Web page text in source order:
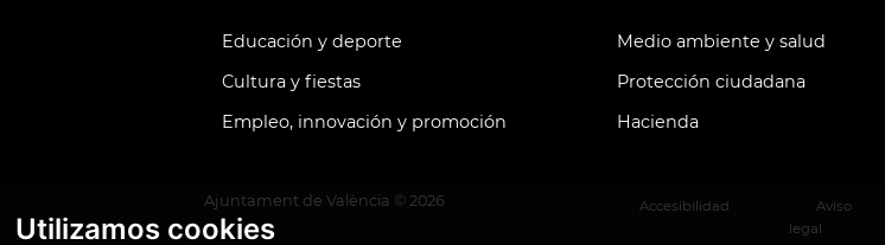
Utilizamos cookies
Educación y deporte Medio ambiente y salud
Cultura y fiestas
Protección ciudadana
Empleo, innovación y promoción
Hacienda
Ajuntament de València © 2026 Accesibilidad
Aviso
legal